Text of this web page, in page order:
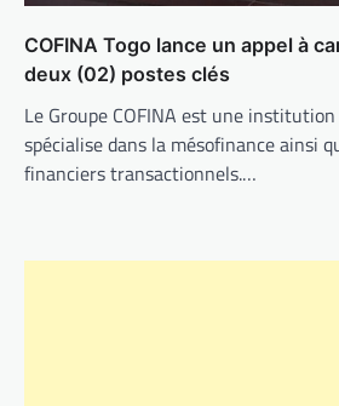
COFINA Togo lance un appel à
deux (02) postes clés
Le Groupe COFINA est une
spécialise dans la mésofinance ainsi
financiers transactionnels.…